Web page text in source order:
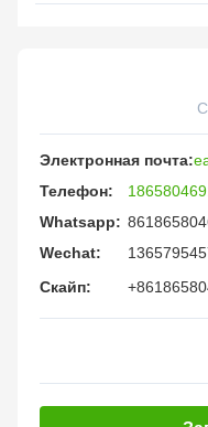
Электронная почта:
Телефон:
Whatsapp:
Wechat:
Скайп: